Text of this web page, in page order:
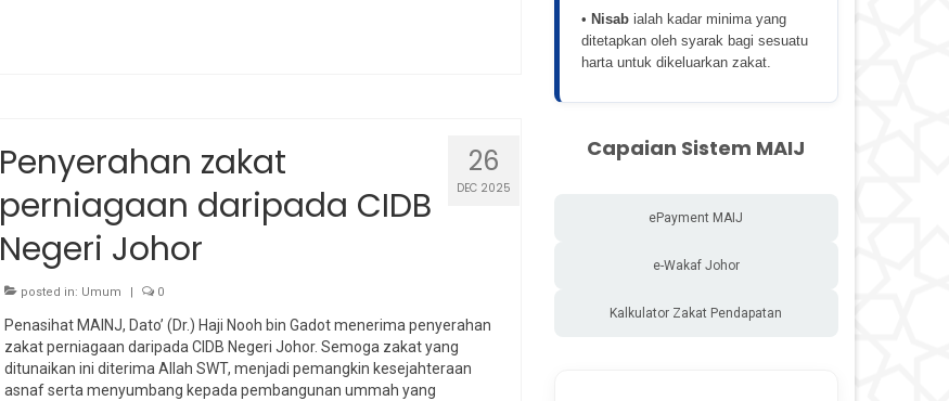
26
DEC 2025
Penyerahan zakat
perniagaan daripada CIDB
Negeri Johor
posted in: Umum | 0
Penasihat MAINJ, Dato’ (Dr.) Haji Nooh bin Gadot menerima penyerahan
zakat perniagaan daripada CIDB Negeri Johor. Semoga zakat yang
ditunaikan ini diterima Allah SWT, menjadi pemangkin kesejahteraan
asnaf serta menyumbang kepada pembangunan ummah yang
• Nisabialah kadar minima yang
ditetapkan oleh syarak bagi sesuatu
harta untuk dikeluarkan zakat.
Capaian Sistem MAIJ
ePayment MAIJ
e-Wakaf Johor
Kalkulator Zakat Pendapatan